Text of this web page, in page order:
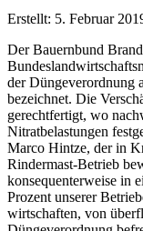
Erstellt: 5. Februar
Der Bauernbund
der Düngeverordnung
bezeichnet. Die
gerechtfertigt, wo
Nitratbelastungen
Marco Hintze, der in
Rindermast-Betrieb
konsequenterweise in
Prozent unserer
wirtschaften, von